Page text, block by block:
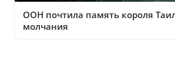
ООН почтила память короля
молчания